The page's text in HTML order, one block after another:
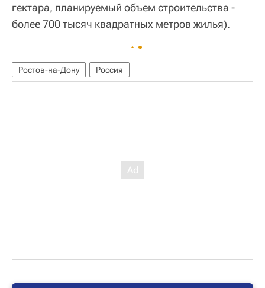
гектара, планируемый объем строительства -
более 700 тысяч квадратных метров жилья).
Ростов-на-Дону Россия